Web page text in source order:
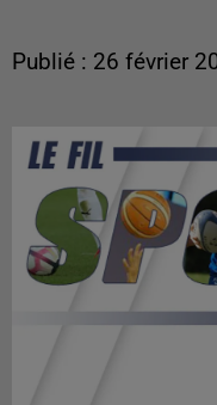
Publié : 26 février